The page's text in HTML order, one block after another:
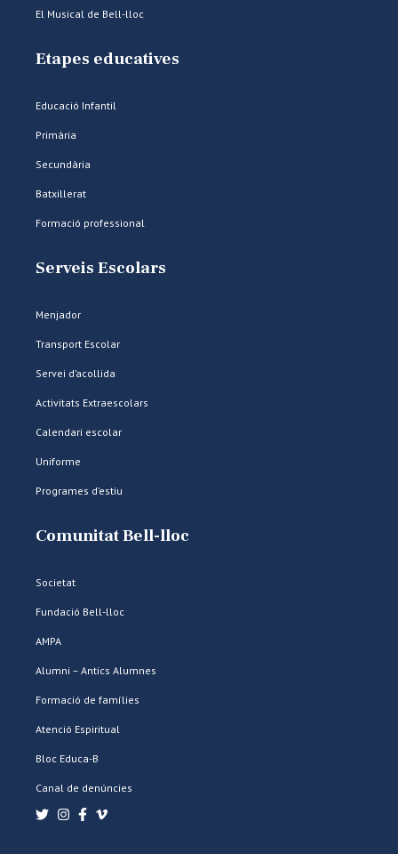
El Musical de Bell-lloc
Etapes educatives
Educació Infantil
Primària
Secundària
Batxillerat
Formació professional
Serveis Escolars
Menjador
Transport Escolar
Servei d’acollida
Activitats Extraescolars
Calendari escolar
Uniforme
Programes d’estiu
Comunitat Bell-lloc
Societat
Fundació Bell-lloc
AMPA
Alumni – Antics Alumnes
Formació de famílies
Atenció Espiritual
Bloc Educa-B
Canal de denúncies